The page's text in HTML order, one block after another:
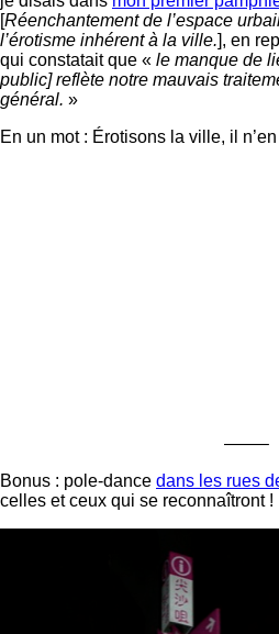
[Réenchantement de l’espace
l’érotisme inhérent à la ville.], en
qui constatait que « le manque de
public] reflète notre mauvais
général. »
En un mot : Érotisons la ville, il
——–
Bonus : pole-dance dans les rues
celles et ceux qui se reconnaîtront !